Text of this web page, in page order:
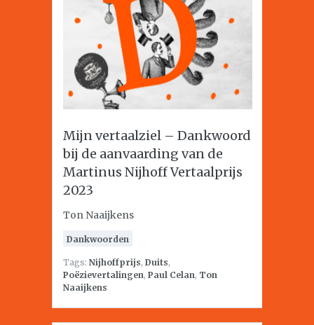
Mijn vertaalziel – Dankwoord
bij de aanvaarding van de
Martinus Nijhoff Vertaalprijs
2023
Ton Naaijkens
Dankwoorden
Tags: Nijhoffprijs, Duits,
Poëzievertalingen, Paul Celan, Ton
Naaijkens